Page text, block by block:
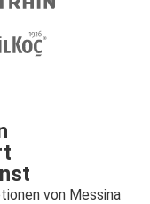
von Messina